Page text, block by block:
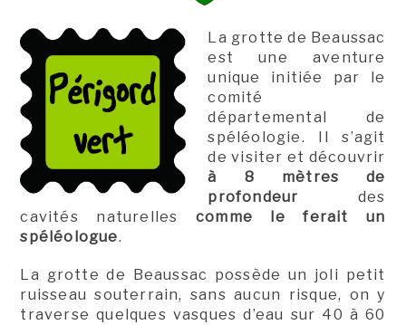
La grotte de Beaussac
est une aventure
unique initiée par le
comité
départemental de
spéléologie. Il s’agit
de visiter et découvrir
à 8 mètres de
profondeur des
cavités naturelles comme le ferait un
spéléologue.
La grotte de Beaussac possède un joli petit
ruisseau souterrain, sans aucun risque, on y
traverse quelques vasques d’eau sur 40 à 60